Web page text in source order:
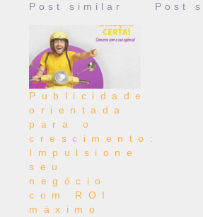
Post similar
Post
Publicidade
orientada
para o
crescimento:
Impulsione
seu
negócio
com ROI
máximo